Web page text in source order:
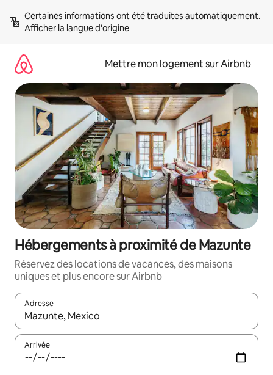
directement
Afficher la langue d'origine
Mettre mon logement sur Airbnb
Hébergements à proximité de Mazunte
Réservez des locations de vacances, des maisons
uniques et plus encore sur Airbnb
Adresse
Lorsque les résultats s'affichent, utilisez les flèches vers le
Arrivée